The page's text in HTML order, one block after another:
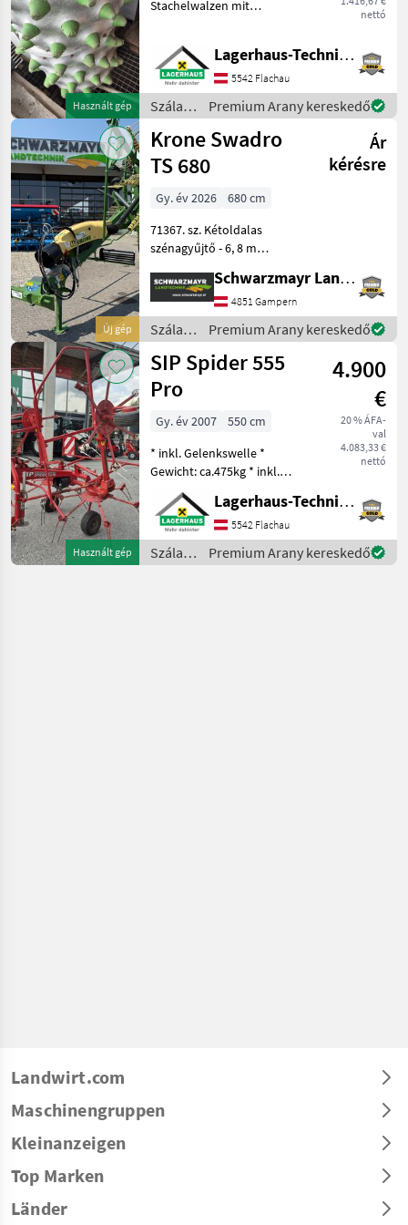
Használt gép
nettó
Stachelwalzen mit
bitten telefonisch oder per
Mail Ihren Besuch
bekanntzugeben, um
ausreichend Zeit
Lagerhaus-Technik Flachau
5542 Flachau
Szálastakarmány
betakarítók
/
Sonstige
Premium Arany kereskedő
Új gép
Krone Swadro
TS 680
Ár
kérésre
Gy. év 2026
680 cm
71367. sz. Kétoldalas
szénagyűjtő - 6, 8 m
merev fogkarokkal
(szállítási magasság 3 990
mm) - mindegyik fogkarban
4-4 emelhető dupla foggal
Schwarzmayr Landtechnik GmbH - Gampern
4851 Gampern
Szálastakarmány
betakarítók
/ Krone
Premium Arany kereskedő
Használt gép
SIP Spider 555
Pro
4.900
€
20 % ÁFA-
val
4.083,33 €
nettó
Gy. év 2007
550 cm
* inkl. Gelenkswelle *
Gewicht: ca.475kg * inkl.
Tastrad * hydraulisch
klappbar * mech.
Grenzstreueinrichtung Wir
bitten telefonisch oder per
Mail Ihren Besuc
Lagerhaus-Technik Flachau
5542 Flachau
Szálastakarmány
betakarítók
Premium Arany kereskedő
Landwirt.com
Maschinengruppen
Kleinanzeigen
Top Marken
Länder